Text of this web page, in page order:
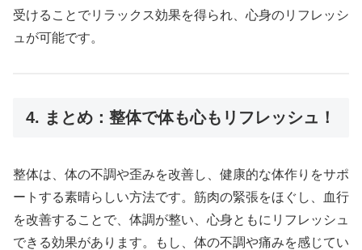
受けることでリラックス効果を得られ、心身のリフレッシ
ュが可能です。
4. まとめ：整体で体も心もリフレッシュ！
整体は、体の不調や歪みを改善し、健康的な体作りをサポ
ートする素晴らしい方法です。筋肉の緊張をほぐし、血行
を改善することで、体調が整い、心身ともにリフレッシュ
できる効果があります。もし、体の不調や痛みを感じてい